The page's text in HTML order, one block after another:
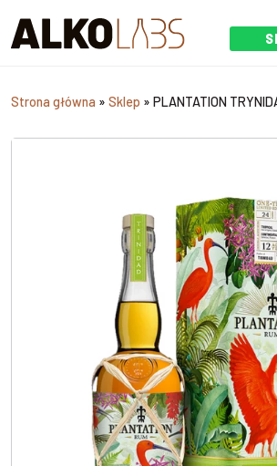
Strona główna » Sklep » PLANTATION